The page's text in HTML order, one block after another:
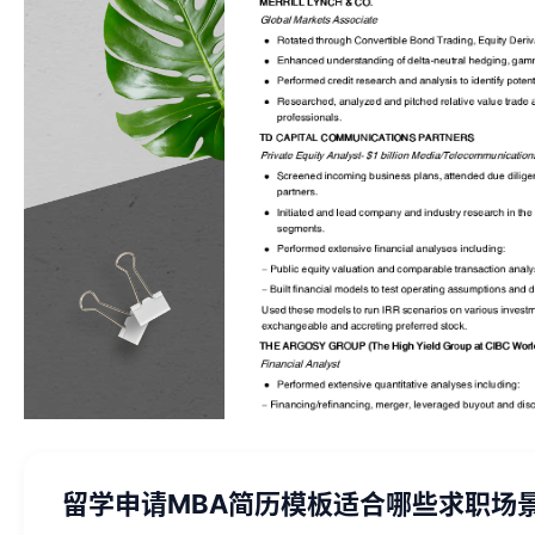
留学申请MBA简历模板适合哪些求职场